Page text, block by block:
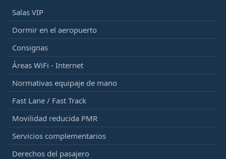
Salas VIP
Dormir en el aeropuerto
Consignas
Áreas WiFi - Internet
Normativas equipaje de mano
Fast Lane / Fast Track
Movilidad reducida PMR
Servicios complementarios
Derechos del pasajero